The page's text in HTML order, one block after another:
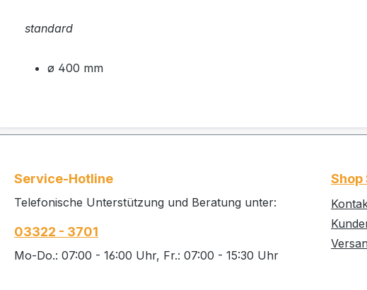
standard
ø 400 mm
Service-Hotline
Telefonische Unterstützung und Beratung unter:
03322 - 3701
Mo-Do.: 07:00 - 16:00 Uhr, Fr.: 07:00 - 15:30 Uhr
Shop